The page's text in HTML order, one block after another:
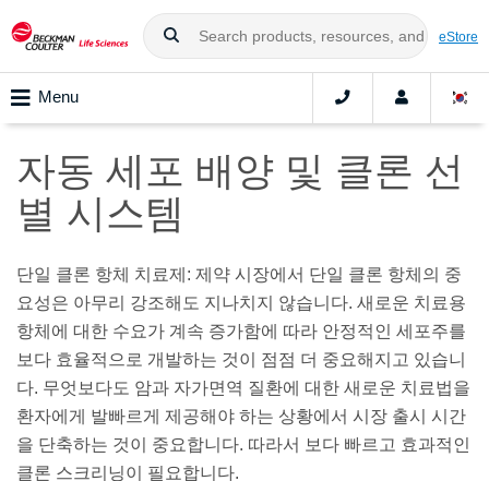
eStore
Menu
자동 세포 배양 및 클론 선
별 시스템
단일 클론 항체 치료제: 제약 시장에서 단일 클론 항체의 중
요성은 아무리 강조해도 지나치지 않습니다. 새로운 치료용
항체에 대한 수요가 계속 증가함에 따라 안정적인 세포주를
보다 효율적으로 개발하는 것이 점점 더 중요해지고 있습니
다. 무엇보다도 암과 자가면역 질환에 대한 새로운 치료법을
환자에게 발빠르게 제공해야 하는 상황에서 시장 출시 시간
을 단축하는 것이 중요합니다. 따라서 보다 빠르고 효과적인
클론 스크리닝이 필요합니다.